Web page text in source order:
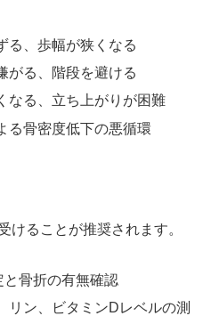
る、歩幅が狭くなる
がる、階段を避ける
なる、立ち上がりが困難
る骨密度低下の悪循環
けることが推奨されます。
と骨折の有無確認
リン、ビタミンDレベルの測